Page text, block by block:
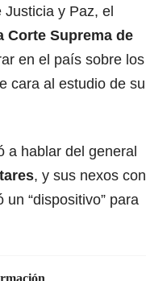
Justicia y Paz, el
Corte Suprema de
en el país sobre los
cara al estudio de su
a hablar del general
, y sus nexos con
“dispositivo” para